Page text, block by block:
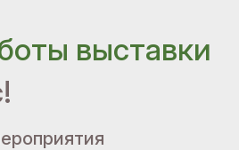
выставки